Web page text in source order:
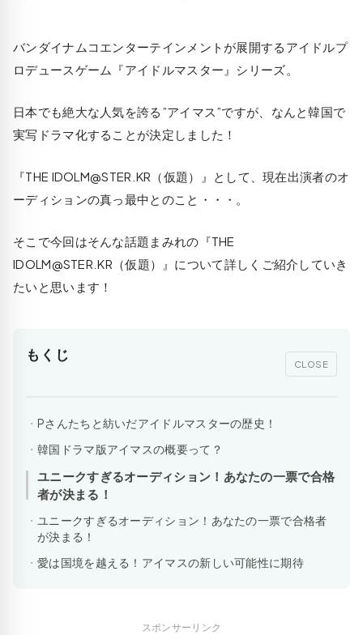
バンダイナムコエンターテインメントが展開するアイドルプ
ロデュースゲーム『アイドルマスター』シリーズ。
日本でも絶大な人気を誇る”アイマス”ですが、なんと韓国で
実写ドラマ化することが決定しました！
『THE IDOLM@STER.KR（仮題）』として、現在出演者のオ
ーディションの真っ最中とのこと・・・。
そこで今回はそんな話題まみれの『THE
IDOLM@STER.KR（仮題）』について詳しくご紹介していき
たいと思います！
もくじ
CLOSE
Pさんたちと紡いだアイドルマスターの歴史！
韓国ドラマ版アイマスの概要って？
ユニークすぎるオーディション！あなたの一票で合格
者が決まる！
ユニークすぎるオーディション！あなたの一票で合格者
が決まる！
愛は国境を越える！アイマスの新しい可能性に期待
スポンサーリンク